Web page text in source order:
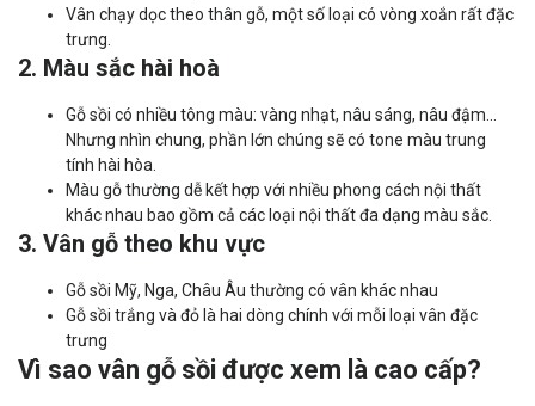
Vân chạy dọc theo thân gỗ, một số loại có vòng xoắn rất đặc
trưng.
2. Màu sắc hài hoà
Gỗ sồi có nhiều tông màu: vàng nhạt, nâu sáng, nâu đậm...
Nhưng nhìn chung, phần lớn chúng sẽ có tone màu trung
tính hài hòa.
Màu gỗ thường dễ kết hợp với nhiều phong cách nội thất
khác nhau bao gồm cả các loại nội thất đa dạng màu sắc.
3. Vân gỗ theo khu vực
Gỗ sồi Mỹ, Nga, Châu Âu thường có vân khác nhau
Gỗ sồi trắng và đỏ là hai dòng chính với mỗi loại vân đặc
trưng
Vì sao vân gỗ sồi được xem là cao cấp?